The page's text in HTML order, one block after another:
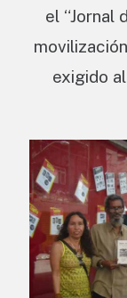
el “Jornal
exigido